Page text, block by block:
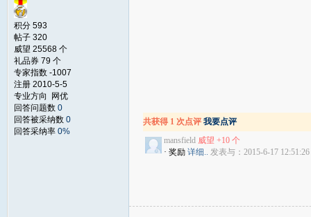
积分 593
帖子 320
威望 25568 个
礼品券 79 个
专家指数 -1007
注册 2010-5-5
专业方向 网优
回答问题数 0
回答被采纳数 0
回答采纳率 0%
共获得 1 次点评 我要点评
mansfield 威望 +10 个
· 奖励 详细.. 发表与：2015-6-17 12:51:26